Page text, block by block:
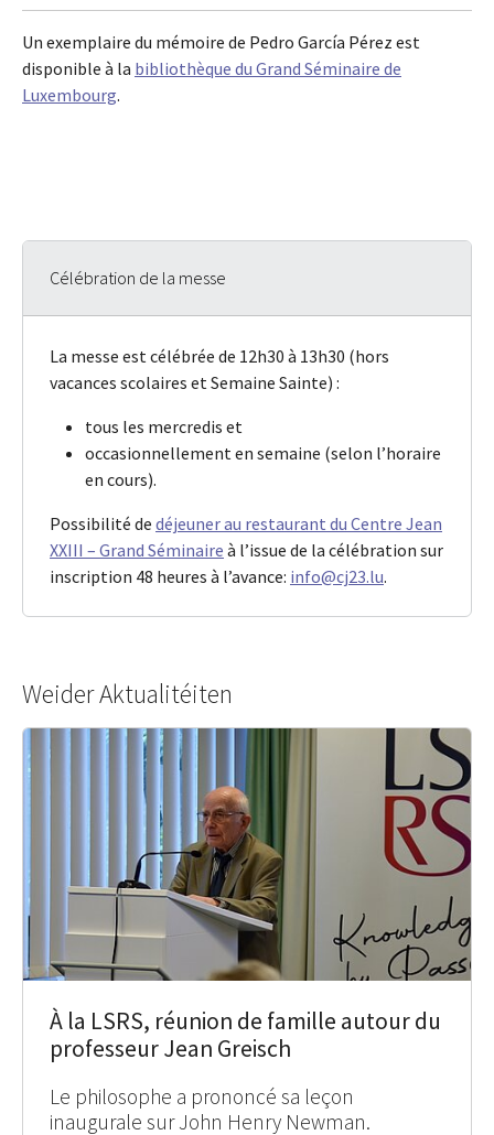
Un exemplaire du mémoire de Pedro García Pérez est
disponible à la bibliothèque du Grand Séminaire de
Luxembourg.
Célébration de la messe
La messe est célébrée de 12h30 à 13h30 (hors
vacances scolaires et Semaine Sainte) :
tous les mercredis et
occasionnellement en semaine (selon l’horaire
en cours).
Possibilité de déjeuner au restaurant du Centre Jean
XXIII – Grand Séminaire à l’issue de la célébration sur
inscription 48 heures à l’avance: info@cj23.lu.
Weider Aktualitéiten
À la LSRS, réunion de famille autour du
professeur Jean Greisch
Le philosophe a prononcé sa leçon
inaugurale sur John Henry Newman.